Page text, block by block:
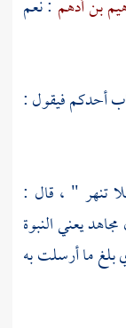
بن أدهم : نعم
أحدكم فيقول :
تنهر " ، قال :
مجاهديعني النبوة
ما أرسلت به